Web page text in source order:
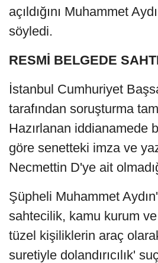
açıldığını Muhammet
söyledi.
RESMİ BELGEDE
İstanbul Cumhuriyet
tarafından soruşturma
Hazırlanan iddianamede
göre senetteki imza ve
Necmettin D'ye ait
Şüpheli Muhammet
sahtecilik, kamu kurum
tüzel kişiliklerin araç
suretiyle dolandırıcılık'